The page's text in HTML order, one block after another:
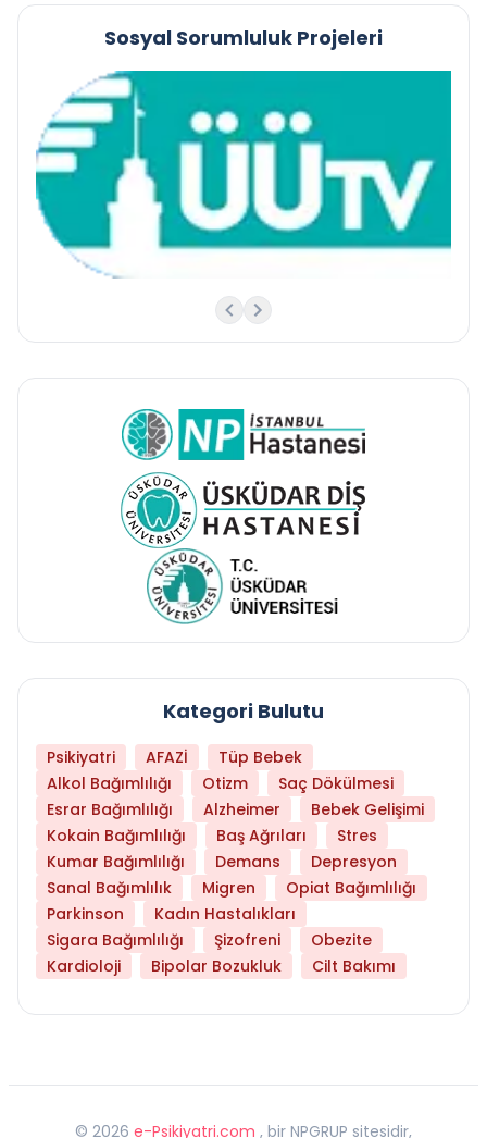
Sosyal Sorumluluk Projeleri
Kategori Bulutu
Psikiyatri AFAZİ
Tüp Bebek
Alkol Bağımlılığı
Otizm
Saç Dökülmesi
Esrar Bağımlılığı
Alzheimer
Bebek Gelişimi
Kokain Bağımlılığı
Baş Ağrıları
Stres
Kumar Bağımlılığı
Demans
Depresyon
Sanal Bağımlılık
Migren
Opiat Bağımlılığı
Parkinson
Kadın Hastalıkları
Sigara Bağımlılığı
Şizofreni
Obezite
Kardioloji
Bipolar Bozukluk Cilt Bakımı
© 2026 e-Psikiyatri.com , bir NPGRUP sitesidir,